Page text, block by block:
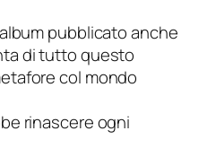
pubblicato anche
di tutto questo
col mondo
rinascere ogni